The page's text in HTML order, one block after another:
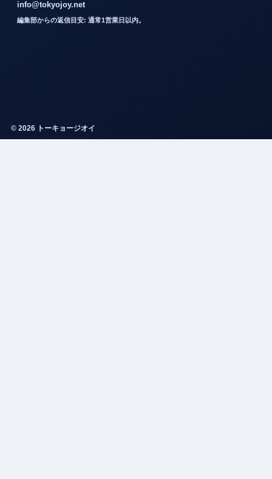
info@tokyojoy.net
編集部からの返信目安: 通常1営業日以内。
© 2026 トーキョージオイ